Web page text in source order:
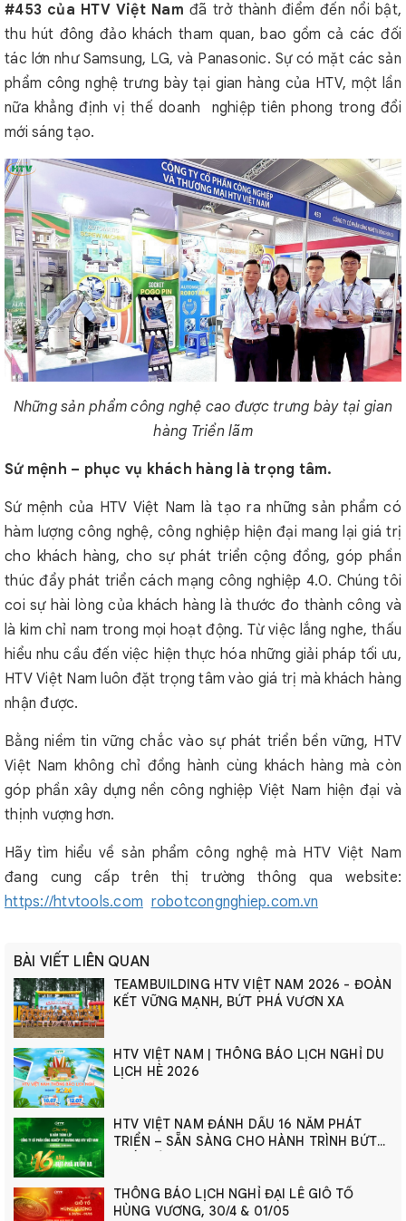
#453 của HTV Việt Nam đã trở thành điểm đến nổi bật,
thu hút đông đảo khách tham quan, bao gồm cả các đối
tác lớn như Samsung, LG, và Panasonic. Sự có mặt các sản
phẩm công nghệ trưng bày tại gian hàng của HTV, một lần
nữa khẳng định vị thế doanh nghiệp tiên phong trong đổi
mới sáng tạo.
Những sản phẩm công nghệ cao được trưng bày tại gian
hàng Triển lãm
Sứ mệnh – phục vụ khách hàng là trọng tâm.
Sứ mệnh của HTV Việt Nam là tạo ra những sản phẩm có
hàm lượng công nghệ, công nghiệp hiện đại mang lại giá trị
cho khách hàng, cho sự phát triển cộng đồng, góp phần
thúc đẩy phát triển cách mạng công nghiệp 4.0. Chúng tôi
coi sự hài lòng của khách hàng là thước đo thành công và
là kim chỉ nam trong mọi hoạt động. Từ việc lắng nghe, thấu
hiểu nhu cầu đến việc hiện thực hóa những giải pháp tối ưu,
HTV Việt Nam luôn đặt trọng tâm vào giá trị mà khách hàng
nhận được.
Bằng niềm tin vững chắc vào sự phát triển bền vững, HTV
Việt Nam không chỉ đồng hành cùng khách hàng mà còn
góp phần xây dựng nền công nghiệp Việt Nam hiện đại và
thịnh vượng hơn.
Hãy tìm hiểu về sản phẩm công nghệ mà HTV Việt Nam
đang cung cấp trên thị trường thông qua website:
https://htvtools.com robotcongnghiep.com.vn
BÀI VIẾT LIÊN QUAN
TEAMBUILDING HTV VIỆT NAM 2026 - ĐOÀN
KẾT VỮNG MẠNH, BỨT PHÁ VƯƠN XA
HTV VIỆT NAM | THÔNG BÁO LỊCH NGHỈ DU
LỊCH HÈ 2026
HTV VIỆT NAM ĐÁNH DẤU 16 NĂM PHÁT
TRIỂN – SẴN SÀNG CHO HÀNH TRÌNH BỨT
THÔNG BÁO LỊCH NGHỈ ĐẠI LỄ GIỖ TỔ
HÙNG VƯƠNG, 30/4 & 01/05